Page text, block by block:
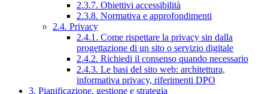
2.3.7. Obiettivi accessibilità
2.3.8. Normativa e approfondimenti
2.4. Privacy
2.4.1. Come rispettare la privacy sin dalla
progettazione di un sito o servizio digitale
2.4.2. Richiedi il consenso quando necessario
2.4.3. Le basi del sito web: architettura,
informativa privacy, riferimenti DPO
3. Pianificazione, gestione e strategia